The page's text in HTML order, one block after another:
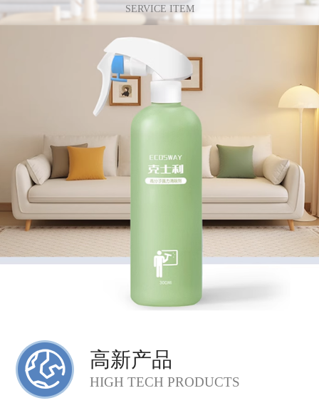
SERVICE ITEM
高新产品
HIGH TECH PRODUCTS